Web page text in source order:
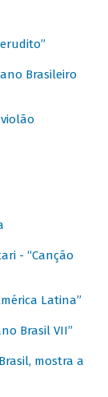
Brasileiro
- “Canção
Latina”
Brasil VII”
mostra a